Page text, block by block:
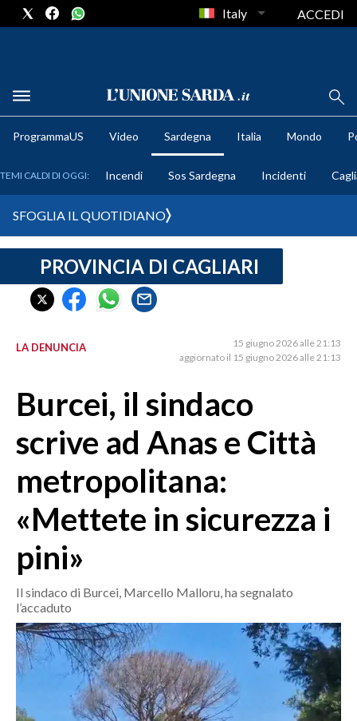
METEO
CRONACA SARDEGNA
CAGLIARI
SULCIS IGLESIENTE
SASSARI E PROVINCIA
GALLURA
OGLIASTRA
AGENDA
CRONACA
ITALIA
MONDO
POLITICA
ECONOMIA
SERVIZI ALLE IMPRESE
Italy ACCEDI
ProgrammaUS Video Sardegna Italia Mondo
TEMI CALDI DI OGGI: Incendi Sos Sardegna Incidenti
SFOGLIA IL QUOTIDIANO
PROVINCIA DI CAGLIARI
LA DENUNCIA
15 giugno 2026 alle 21:13
aggiornato il 15 giugno 2026 alle 21:13
Burcei, il sindaco
scrive ad Anas e Città
metropolitana:
«Mettete in sicurezza i
pini»
Il sindaco di Burcei, Marcello Malloru, ha segnalato
l’accaduto